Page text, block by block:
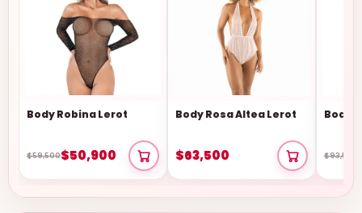
Body Robina Lerot
$59,500$50,900
Body Rosa Altea Lerot
$63,500
Body
$93,500